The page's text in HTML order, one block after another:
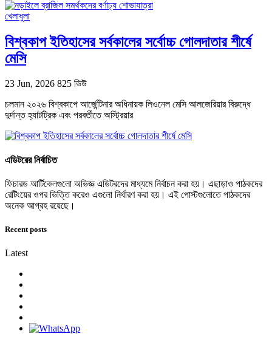
খেলাধুলা
বিশ্বকাপ ইতিহাসের সর্বকালের সর্বোচ্চ গোলদাতার শীর্ষে
মেসি
23 Jun, 2026 825 ভিউ
চলমান ২০২৬ বিশ্বকাপে আর্জেন্টিনার অধিনায়ক লিওনেল মেসি আলজেরিয়ার বিরুদ্ধে
দুর্দান্ত হ্যাটট্রিক এবং পরবর্তীতে অস্ট্রিয়ার
এডিটরের নির্বাচিত
ফিচারড আর্টিকেলগুলো অভিজ্ঞ এডিটরদের মাধ্যমে নির্বাচন করা হয়। এছাড়াও পাঠকদের
রেটিংয়ের ওপর ভিত্তি করেও এগুলো নির্ধারণ করা হয়। এই পোস্টগুলোতে পাঠকদের
অনেক আগ্রহ রয়েছে।
Recent posts
Latest